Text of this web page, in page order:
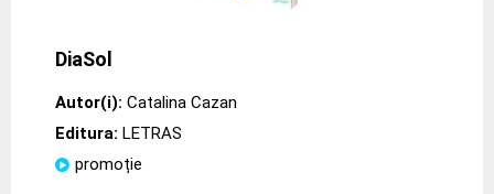
DiaSol
Autor(i): Catalina Cazan
Editura: LETRAS
promoție